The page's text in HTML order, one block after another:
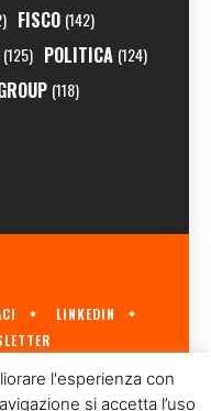
FISCO (142)
(125) POLITICA (124)
(118)
LINKEDIN
SULL'ECONOMIA UNGHERESE
2023 l'esperienza con
si accetta l’uso